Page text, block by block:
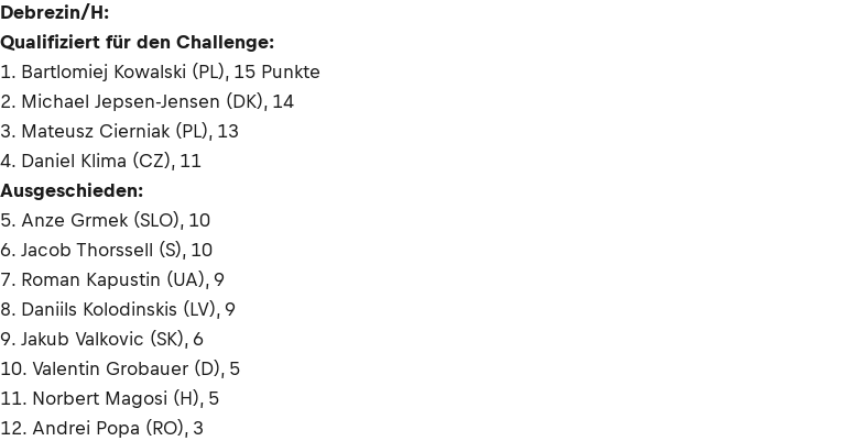
Debrezin/H:
Qualifiziert für den Challenge:
1. Bartlomiej Kowalski (PL), 15 Punkte
2. Michael Jepsen-Jensen (DK), 14
3. Mateusz Cierniak (PL), 13
4. Daniel Klima (CZ), 11
Ausgeschieden:
5. Anze Grmek (SLO), 10
6. Jacob Thorssell (S), 10
7. Roman Kapustin (UA), 9
8. Daniils Kolodinskis (LV), 9
9. Jakub Valkovic (SK), 6
10. Valentin Grobauer (D), 5
11. Norbert Magosi (H), 5
12. Andrei Popa (RO), 3